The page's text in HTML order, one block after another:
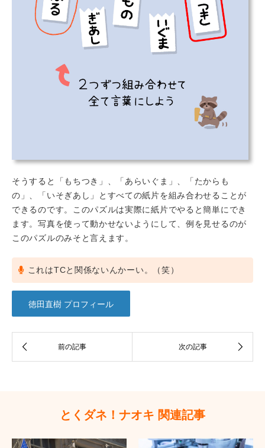
そうすると「もちつき」、「あらいぐま」、「たからも
の」、「いそぎあし」とすべての紙片を組み合わせることが
できるのです。このパズルは実際に紙片でやると簡単にでき
ます。写真を使って動かせないようにして、例を見せるのが
このパズルのみそと言えます。
これはTCと関係ないんかーい。（笑）
徳田直樹 プロフィール
とくダネ！ナオキ 関連記事